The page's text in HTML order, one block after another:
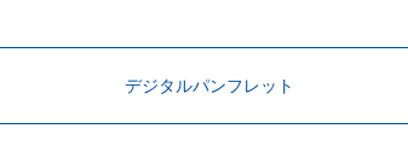
デジタルパンフレット